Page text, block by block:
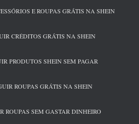
E ROUPAS GRÁTIS NA SHEIN
CRÉDITOS GRÁTIS NA SHEIN
PRODUTOS SHEIN SEM PAGAR
ROUPAS GRÁTIS NA SHEIN
ROUPAS SEM GASTAR DINHEIRO